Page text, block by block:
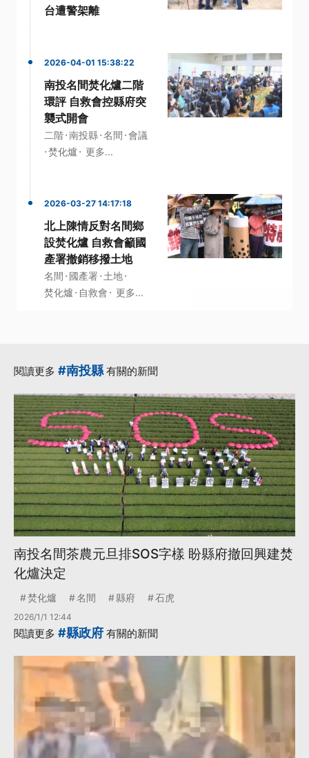
台遭警架離
2026-04-01 15:38:22
南投名間焚化爐二階
環評 自救會控縣府突
襲式開會
二階·南投縣·名間 ·會議
·焚化爐 · 更多...
2026-03-27 14:17:18
北上陳情反對名間鄉
設焚化爐 自救會籲國
產署撤銷移撥土地
名間 · 國產署 · 土地·
焚化爐 · 自救會 · 更多...
閱讀更多 #南投縣有關的新聞
南投名間茶農元旦排SOS字樣 盼縣府撤回興建焚
化爐決定
焚化爐 名間 縣府 石虎
2026/1/1 12:44
閱讀更多 #縣政府 有關的新聞